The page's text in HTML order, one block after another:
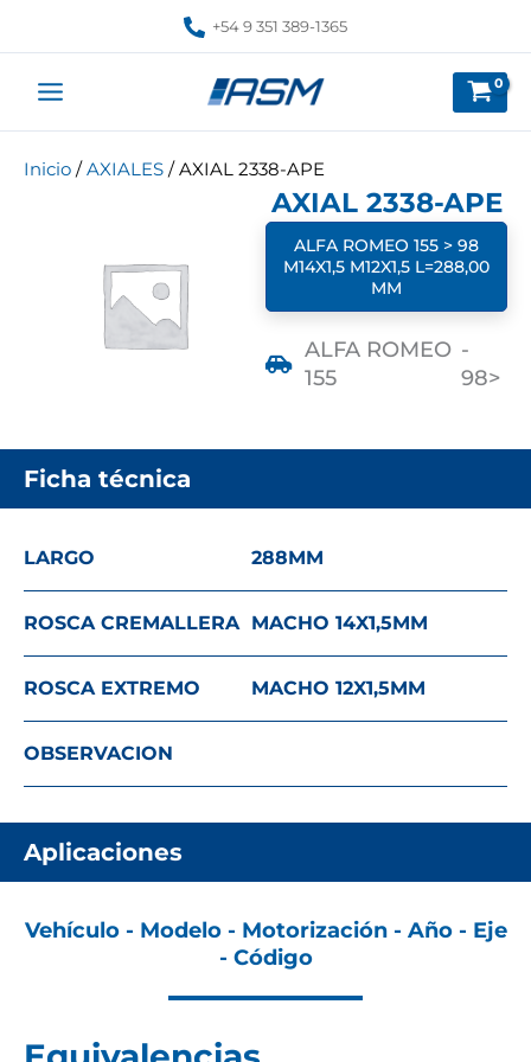
+54 9 351 389-1365
Inicio /AXIALES / AXIAL 2338-APE
AXIAL 2338-APE
ALFA ROMEO 155 > 98
M14X1,5 M12X1,5 L=288,00
MM
ALFA ROMEO
155
-
98>
Ficha técnica
LARGO 288MM
ROSCA CREMALLERA MACHO 14X1,5MM
ROSCA EXTREMO MACHO 12X1,5MM
OBSERVACION
Aplicaciones
Vehículo - Modelo - Motorización - Año - Eje
- Código